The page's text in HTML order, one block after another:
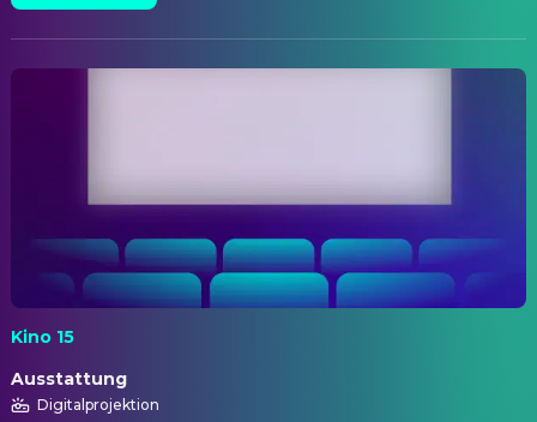
Kino 15
Ausstattung
Digitalprojektion